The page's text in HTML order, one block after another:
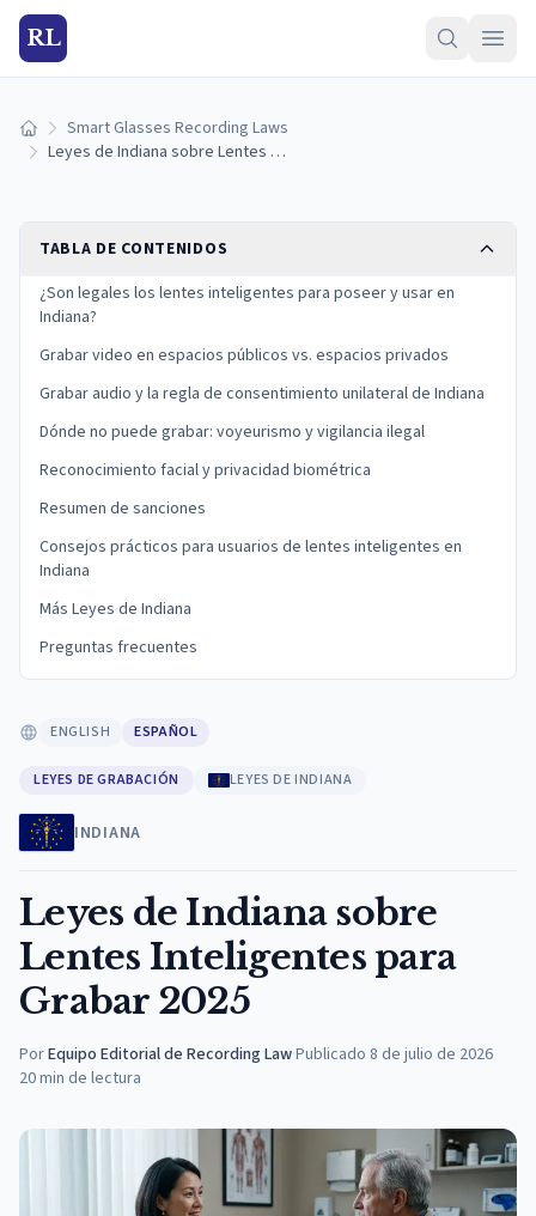
RL
Inicio Smart Glasses Recording Laws
Leyes de Indiana sobre Lentes Inteligentes para Grabar 2025
TABLA DE CONTENIDOS
¿Son legales los lentes inteligentes para poseer y usar en
Indiana?
Grabar video en espacios públicos vs. espacios privados
Grabar audio y la regla de consentimiento unilateral de Indiana
Dónde no puede grabar: voyeurismo y vigilancia ilegal
Reconocimiento facial y privacidad biométrica
Resumen de sanciones
Consejos prácticos para usuarios de lentes inteligentes en
Indiana
Más Leyes de Indiana
Preguntas frecuentes
ENGLISH ESPAÑOL
LEYES DE GRABACIÓN LEYES DE INDIANA
INDIANA
Leyes de Indiana sobre
Lentes Inteligentes para
Grabar 2025
PorEquipo Editorial de Recording Law·Publicado 8 de julio de 2026
20min de lectura